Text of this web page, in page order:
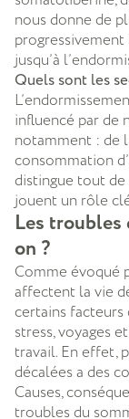
nous donne de
jusqu’à
Quels sont les
influencé par de
notamment : de
consommation
distingue tout de
jouent un rôle
Les
on ?
Comme évoqué
affectent la vie
certains
stress, voyages
travail. En effet,
décalées a des
Causes,
troubles du